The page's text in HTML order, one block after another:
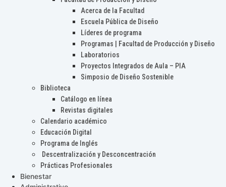
Acerca de la Facultad
Escuela Pública de Diseño
Líderes de programa
Programas | Facultad de Producción y Diseño
Laboratorios
Proyectos Integrados de Aula – PIA
Simposio de Diseño Sostenible
Biblioteca
Catálogo en línea
Revistas digitales
Calendario académico
Educación Digital
Programa de Inglés
Descentralización y Desconcentración
Prácticas Profesionales
Bienestar